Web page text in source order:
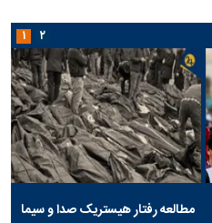
مطالعه رفتار هیستریک صدا و سیما
۱ ۲